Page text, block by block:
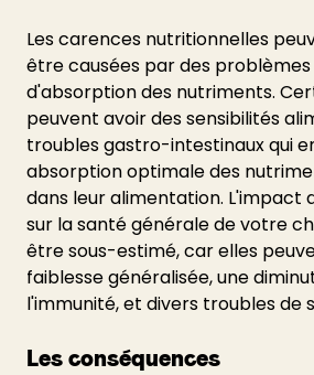
Les carences nutritionnelles
être causées par des
d'absorption des nutriments.
peuvent avoir des sensibilités
troubles gastro-intestinaux qui
absorption optimale des
dans leur alimentation. L'impact
sur la santé générale de votre
être sous-estimé, car elles
faiblesse généralisée, une
l'immunité, et divers troubles de
Les conséquences